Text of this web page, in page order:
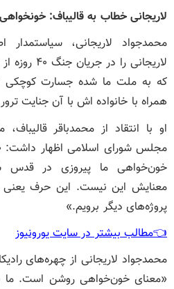
لاریجانی خطاب به قالیباف:
محمدجواد لاریجانی،
لاریجانی
که به ملت ما شده جسارت کوچکی
همراه با خانواده اش با آن جنایت
او با انتقاد از محمدباقر
مجلس شورای اسلامی اظهار داشت:
خون‌خواهی ما پیروزی در
معنایش این نیست. این حرف یعنی
پروژه‌های دیگر برویم.»
👈مطالب بیشتر در سایت یورونیوز
محمدجواد لاریجانی از چهره‌های
«معنای خون‌خواهی روشن است. ما